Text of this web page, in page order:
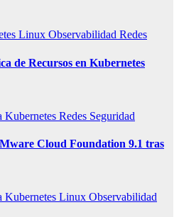
Linux Observabilidad Redes
de Recursos en Kubernetes
Kubernetes Redes Seguridad
Cloud Foundation 9.1 tras
Kubernetes Linux Observabilidad